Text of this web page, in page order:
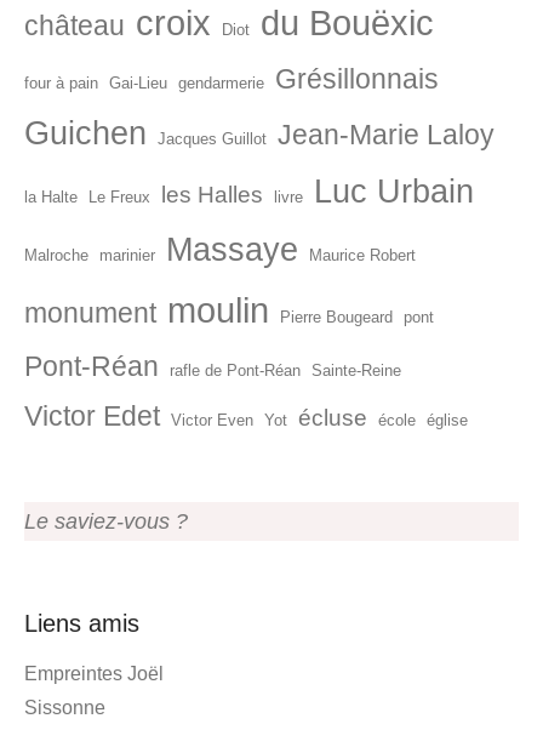
château croix Diot du Bouëxic
four à pain Gai-Lieu gendarmerie Grésillonnais
Guichen Jacques Guillot Jean-Marie Laloy
la Halte Le Freux les Halles livre Luc Urbain
Malroche marinier Massaye Maurice Robert
monument moulin Pierre Bougeard pont
Pont-Réan rafle de Pont-Réan Sainte-Reine
Victor Edet Victor Even Yot écluse école église
Le saviez-vous ?
Liens amis
Empreintes Joël
Sissonne